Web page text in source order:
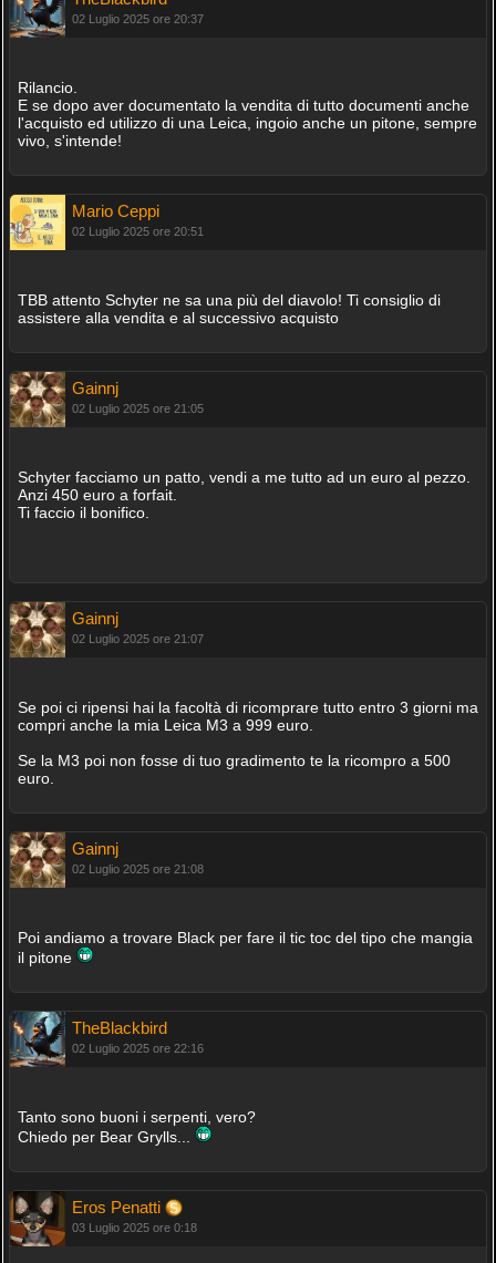
02 Luglio 2025 ore 20:37
Rilancio.
E se dopo aver documentato la vendita di tutto documenti anche
l'acquisto ed utilizzo di una Leica, ingoio anche un pitone, sempre
vivo, s'intende!
Mario Ceppi
02 Luglio 2025 ore 20:51
TBB attento Schyter ne sa una più del diavolo! Ti consiglio di
assistere alla vendita e al successivo acquisto
Gainnj
02 Luglio 2025 ore 21:05
Schyter facciamo un patto, vendi a me tutto ad un euro al pezzo.
Anzi 450 euro a forfait.
Ti faccio il bonifico.
Gainnj
02 Luglio 2025 ore 21:07
Se poi ci ripensi hai la facoltà di ricomprare tutto entro 3 giorni ma
compri anche la mia Leica M3 a 999 euro.
Se la M3 poi non fosse di tuo gradimento te la ricompro a 500
euro.
Gainnj
02 Luglio 2025 ore 21:08
Poi andiamo a trovare Black per fare il tic toc del tipo che mangia
il pitone
TheBlackbird
02 Luglio 2025 ore 22:16
Tanto sono buoni i serpenti, vero?
Chiedo per Bear Grylls...
Eros Penatti
03 Luglio 2025 ore 0:18